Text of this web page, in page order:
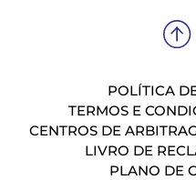
POLÍTICA
TERMOS E
CENTROS DE
LIVRO DE
PLANO DE